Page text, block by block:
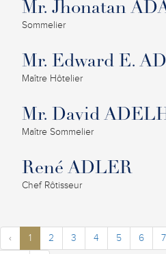
Mr. Jhonatan
Sommelier
Mr. Edward E.
Maître Hôtelier
Mr. David
Maître Sommelier
René ADLER
Chef Rôtisseur
‹ 1 2 3 4 5 6 7